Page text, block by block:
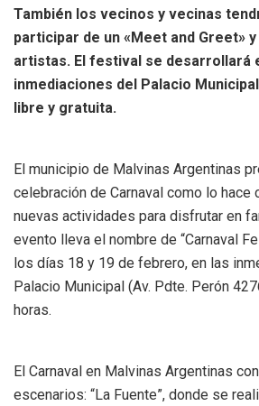
También los vecinos y vecinas
participar de un «Meet and Greet»
artistas. El festival se desarrollará
inmediaciones del Palacio
libre y gratuita.
El municipio de Malvinas Argentinas
celebración de Carnaval como lo hace
nuevas actividades para disfrutar en
evento lleva el nombre de “Carnaval
los días 18 y 19 de febrero, en las
Palacio Municipal (Av. Pdte. Perón
horas.
El Carnaval en Malvinas Argentinas
escenarios: “La Fuente”, donde se